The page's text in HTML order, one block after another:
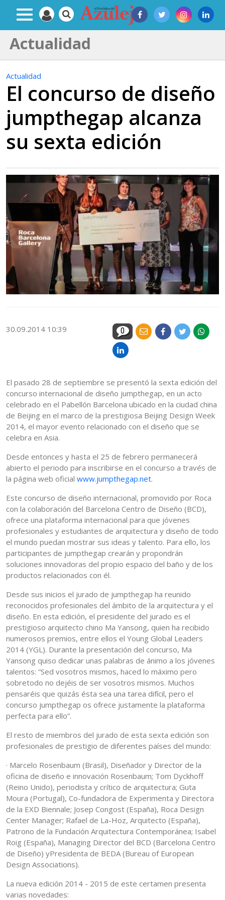
Actualidad
Actualidad
El concurso de diseño
jumpthegap alcanza
su sexta edición
30.09.2014 10:39 0
El pasado 28 de septiembre se presentó la sexta edición del
concurso internacional de diseño jumpthegap, en un acto
celebrado en el Pabellón Barcelona ubicado en la ciudad china
de Beijing en el marco de la prestigiosa Beijing Design Week
2014, el mayor evento relacionado con el diseño que se
celebra en Asia.
Desde entonces y hasta el 25 de febrero permanecerá
abierto el periodo para inscribirse en el concurso a través de
la página web oficial www.jumpthegap.net.
Este concurso de diseño internacional, promovido por Roca
con la colaboración del Barcelona Centro de Diseño (BCD),
ofrece una plataforma internacional para que jóvenes
profesionales y estudiantes de arquitectura y diseño de todo
el mundo puedan mostrar sus ideas y talento. Para ello, los
participantes de jumpthegap crearán y propondrán
soluciones innovadoras del propio espacio del baño y de los
productos relacionados con él.
Desde sus inicios el jurado de jumpthegap ha reunido
reconocidos profesionales del ámbito de la arquitectura y el
diseño. En esta edición, el presidente del jurado es el
prestigioso arquitecto chino Ma Yansong, quien ha recibido
numerosos premios, entre ellos el Young Global Leaders
2014 (YGL). Durante la presentación del concurso, Ma
Yansong quiso dedicar unas palabras de ánimo a los jóvenes
talentos: “Sed vosotros mismos, haced lo máximo pero
sobretodo no dejéis de ser vosotros mismos. Muchos
pensaréis que quizás ésta sea una tarea difícil, pero el
concurso jumpthegap os ofrece justamente la plataforma
perfecta para ello”.
El resto de miembros del jurado de esta sexta edición son
profesionales de prestigio de diferentes países del mundo:
· Marcelo Rosenbaum (Brasil), Diseñador y Director de la
oficina de diseño e innovación Rosenbaum; Tom Dyckhoff
(Reino Unido), periodista y crítico de arquitectura; Guta
Moura (Portugal), Co-fundadora de Experimenta y Directora
de la EXD Biennale; Josep Congost (España), Roca Design
Center Manager; Rafael de La-Hoz, Arquitecto (España),
Patrono de la Fundación Arquitectura Contemporánea; Isabel
Roig (España), Managing Director del BCD (Barcelona Centro
de Diseño) yPresidenta de BEDA (Bureau of European
Design Associations).
La nueva edición 2014 - 2015 de este certamen presenta
varias novedades: